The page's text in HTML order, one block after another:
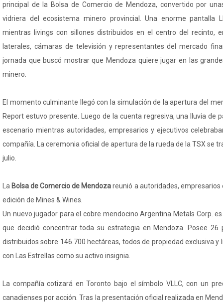
principal de la Bolsa de Comercio de Mendoza, convertido por
vidriera del ecosistema minero provincial. Una enorme pantalla
mientras livings con sillones distribuidos en el centro del recinto,
laterales, cámaras de televisión y representantes del mercado
jornada que buscó mostrar que Mendoza quiere jugar en las
minero.
El momento culminante llegó con la simulación de la apertura del
Report estuvo presente. Luego de la cuenta regresiva, una lluvia de
escenario mientras autoridades, empresarios y ejecutivos
compañía. La ceremonia oficial de apertura de la rueda de la TSX se
julio.
La Bolsa de Comercio de Mendozareunió a autoridades, empresarios
edición de Mines & Wines.
Un nuevo jugador para el cobre mendocino Argentina Metals Corp.
que decidió concentrar toda su estrategia en Mendoza. Posee 26
distribuidos sobre 146.700 hectáreas, todos de propiedad exclusiva y
con Las Estrellas como su activo insignia.
La compañía cotizará en Toronto bajo el símbolo VLLC, con un
canadienses por acción. Tras la presentación oficial realizada en